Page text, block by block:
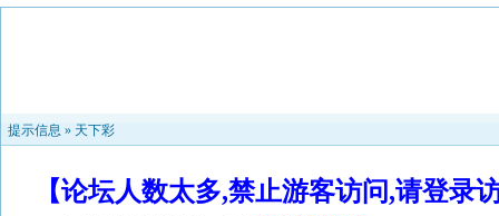
提示信息 » 天下彩
【论坛人数太多,禁止游客访问,请登